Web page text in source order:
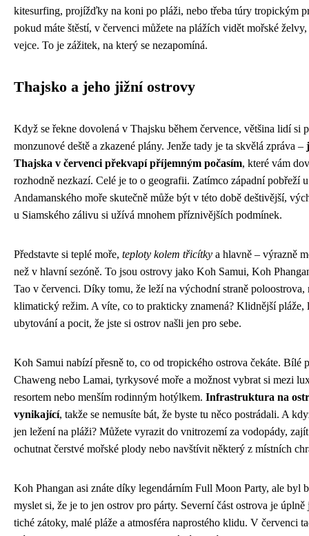
kitesurfing, projížďky na koni po pláži, nebo třeba túry tropickým
pokud máte štěstí, v červenci můžete na plážích vidět mořské
vejce. To je zážitek, na který se nezapomíná.
Thajsko a jeho jižní ostrovy
Když se řekne dovolená v Thajsku během července, většina lidí si
monzunové deště a zkazené plány. Jenže tady je ta skvělá zpráva –
Thajska v červenci překvapí příjemným počasím, které vám
rozhodně nezkazí. Celé je to o geografii. Zatímco západní pobřeží u
Andamanského moře skutečně může být v této době deštivější,
u Siamského zálivu si užívá mnohem příznivějších podmínek.
Představte si teplé moře, teploty kolem třicítky a hlavně – výrazně
než v hlavní sezóně. To jsou ostrovy jako Koh Samui, Koh
Tao v červenci. Díky tomu, že leží na východní straně poloostrova,
klimatický režim. A víte, co to prakticky znamená? Klidnější pláže,
ubytování a pocit, že jste si ostrov našli jen pro sebe.
Koh Samui nabízí přesně to, co od tropického ostrova čekáte. Bílé
Chaweng nebo Lamai, tyrkysové moře a možnost vybrat si mezi
resortem nebo menším rodinným hotýlkem. Infrastruktura na
vynikající, takže se nemusíte bát, že byste tu něco postrádali. A
jen ležení na pláži? Můžete vyrazit do vnitrozemí za vodopády,
ochutnat čerstvé mořské plody nebo navštívit některý z místních
Koh Phangan asi znáte díky legendárním Full Moon Party, ale byl
myslet si, že je to jen ostrov pro párty. Severní část ostrova je
tiché zátoky, malé pláže a atmosféra naprostého klidu. V červenci